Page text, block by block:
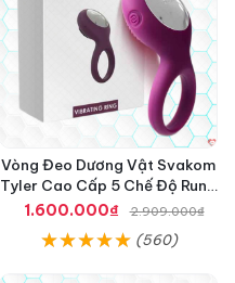
Vòng Đeo Dương Vật Svakom
Tyler Cao Cấp 5 Chế Độ Rung
Mạnh Mẽ Kích Thích Điểm G
1.600.000₫ 2.909.000₫
(560)